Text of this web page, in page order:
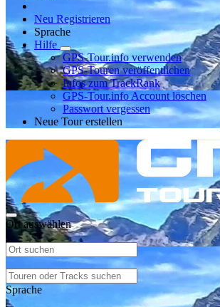
Neu Registrieren
Sprache
Hilfe
GPS-Tour.info verwenden
GPS-Touren veröffentlichen
Infos zum TrackRank
GPS-Tour.info Account löschen
Passwort vergessen
Neue Tour erstellen
Ort auswählen
Sprache